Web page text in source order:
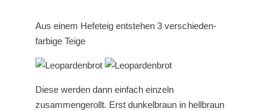
Aus einem Hefeteig entstehen 3 verschieden-
farbige Teige
Diese werden dann einfach einzeln
zusammengerollt. Erst dunkelbraun in hellbraun